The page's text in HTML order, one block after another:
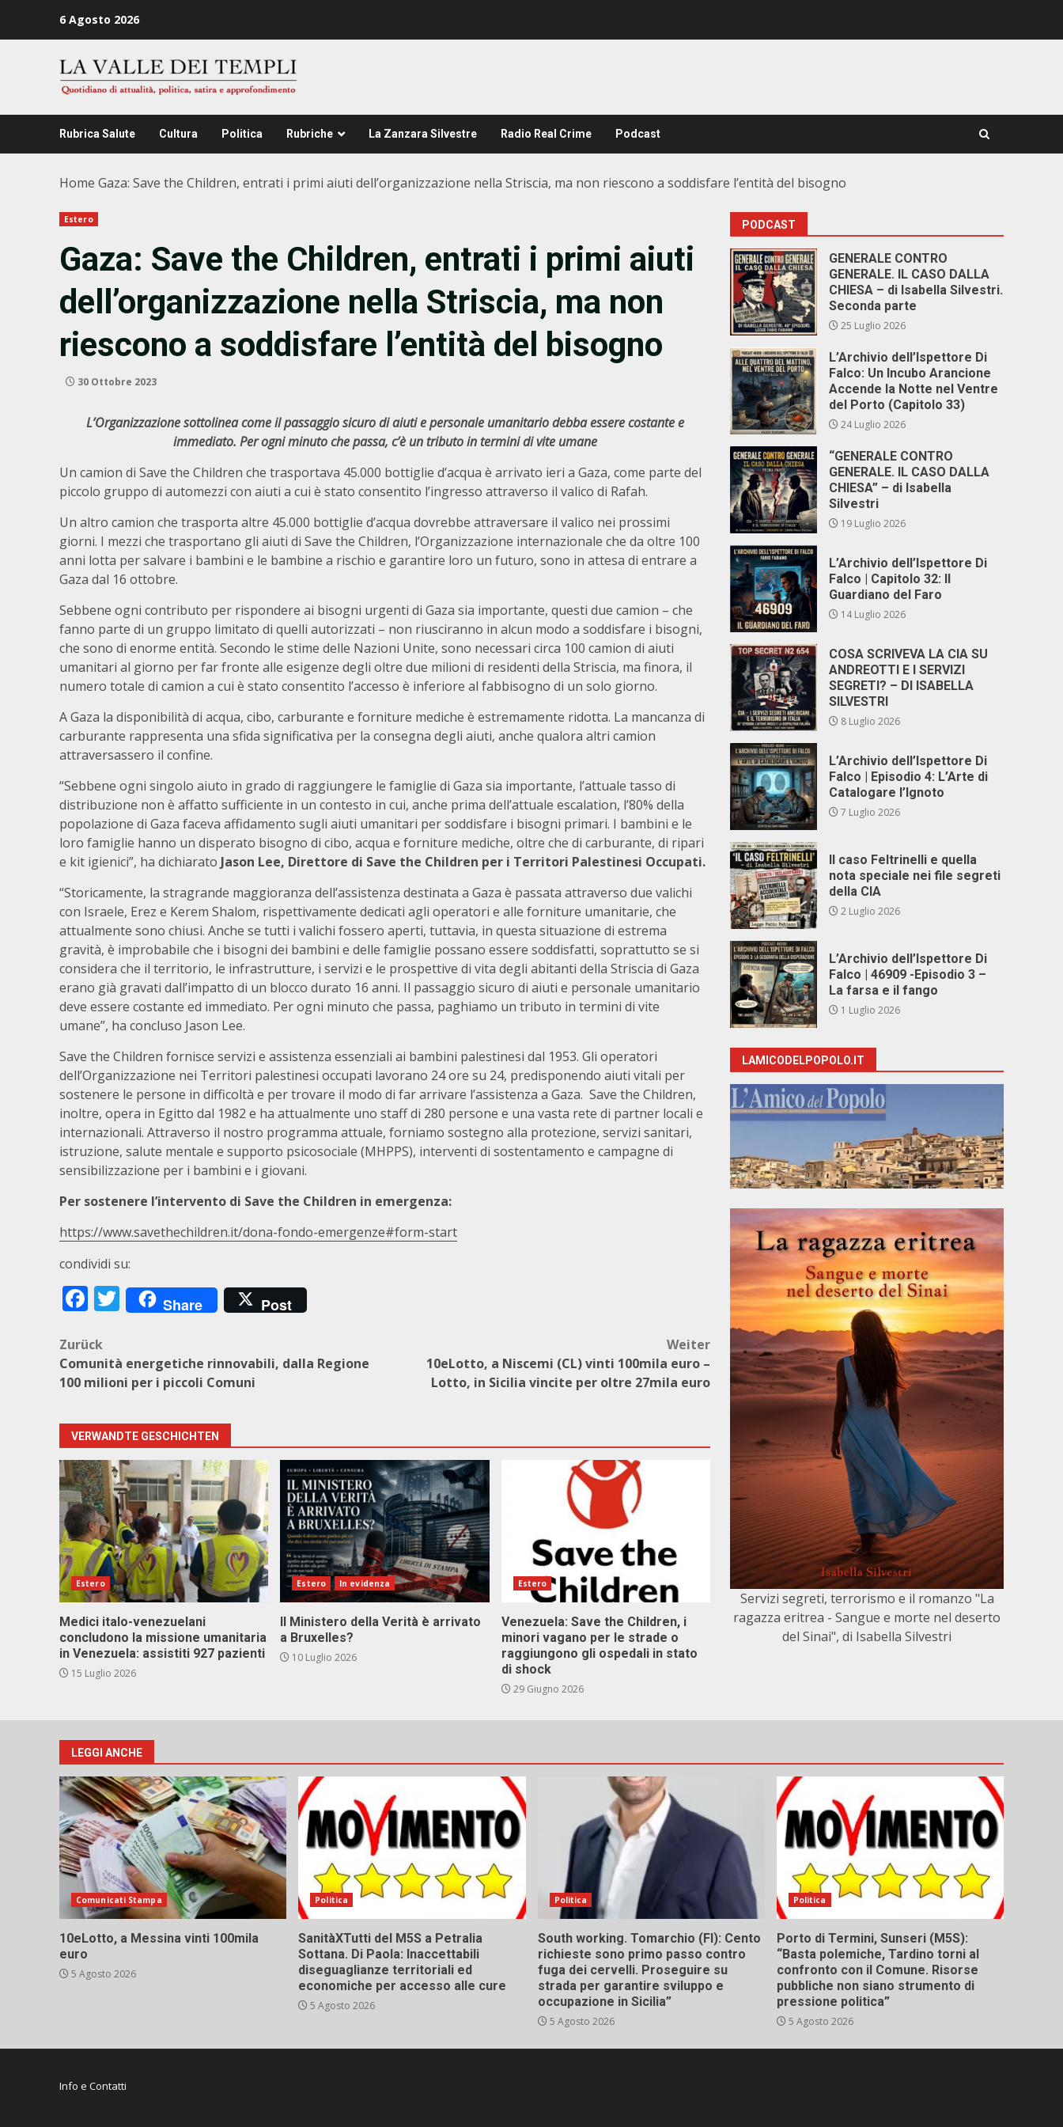
6 Agosto 2026
Rubrica Salute Cultura Politica Rubriche La Zanzara Silvestre Radio Real Crime Podcast
Home Gaza: Save the Children, entrati i primi aiuti dell’organizzazione nella Striscia, ma non riescono a soddisfare l’entità del bisogno
Estero
Gaza: Save the Children, entrati i primi aiuti
dell’organizzazione nella Striscia, ma non
riescono a soddisfare l’entità del bisogno
30 Ottobre 2023
L’Organizzazione sottolinea come il passaggio sicuro di aiuti e personale umanitario debba essere costante e
immediato. Per ogni minuto che passa, c’è un tributo in termini di vite umane
Un camion di Save the Children che trasportava 45.000 bottiglie d’acqua è arrivato ieri a Gaza, come parte del
piccolo gruppo di automezzi con aiuti a cui è stato consentito l’ingresso attraverso il valico di Rafah.
Un altro camion che trasporta altre 45.000 bottiglie d’acqua dovrebbe attraversare il valico nei prossimi
giorni. I mezzi che trasportano gli aiuti di Save the Children, l’Organizzazione internazionale che da oltre 100
anni lotta per salvare i bambini e le bambine a rischio e garantire loro un futuro, sono in attesa di entrare a
Gaza dal 16 ottobre.
Sebbene ogni contributo per rispondere ai bisogni urgenti di Gaza sia importante, questi due camion – che
fanno parte di un gruppo limitato di quelli autorizzati – non riusciranno in alcun modo a soddisfare i bisogni,
che sono di enorme entità. Secondo le stime delle Nazioni Unite, sono necessari circa 100 camion di aiuti
umanitari al giorno per far fronte alle esigenze degli oltre due milioni di residenti della Striscia, ma finora, il
numero totale di camion a cui è stato consentito l’accesso è inferiore al fabbisogno di un solo giorno.
A Gaza la disponibilità di acqua, cibo, carburante e forniture mediche è estremamente ridotta. La mancanza di
carburante rappresenta una sfida significativa per la consegna degli aiuti, anche qualora altri camion
attraversassero il confine.
“Sebbene ogni singolo aiuto in grado di raggiungere le famiglie di Gaza sia importante, l’attuale tasso di
distribuzione non è affatto sufficiente in un contesto in cui, anche prima dell’attuale escalation, l’80% della
popolazione di Gaza faceva affidamento sugli aiuti umanitari per soddisfare i bisogni primari. I bambini e le
loro famiglie hanno un disperato bisogno di cibo, acqua e forniture mediche, oltre che di carburante, di ripari
e kit igienici”, ha dichiarato Jason Lee, Direttore di Save the Children per i Territori Palestinesi Occupati.
“Storicamente, la stragrande maggioranza dell’assistenza destinata a Gaza è passata attraverso due valichi
con Israele, Erez e Kerem Shalom, rispettivamente dedicati agli operatori e alle forniture umanitarie, che
attualmente sono chiusi. Anche se tutti i valichi fossero aperti, tuttavia, in questa situazione di estrema
gravità, è improbabile che i bisogni dei bambini e delle famiglie possano essere soddisfatti, soprattutto se si
considera che il territorio, le infrastrutture, i servizi e le prospettive di vita degli abitanti della Striscia di Gaza
erano già gravati dall’impatto di un blocco durato 16 anni. Il passaggio sicuro di aiuti e personale umanitario
deve essere costante ed immediato. Per ogni minuto che passa, paghiamo un tributo in termini di vite
umane”, ha concluso Jason Lee.
Save the Children fornisce servizi e assistenza essenziali ai bambini palestinesi dal 1953. Gli operatori
dell’Organizzazione nei Territori palestinesi occupati lavorano 24 ore su 24, predisponendo aiuti vitali per
sostenere le persone in difficoltà e per trovare il modo di far arrivare l’assistenza a Gaza. Save the Children,
inoltre, opera in Egitto dal 1982 e ha attualmente uno staff di 280 persone e una vasta rete di partner locali e
internazionali. Attraverso il nostro programma attuale, forniamo sostegno alla protezione, servizi sanitari,
istruzione, salute mentale e supporto psicosociale (MHPPS), interventi di sostentamento e campagne di
sensibilizzazione per i bambini e i giovani.
Per sostenere l’intervento di Save the Children in emergenza:
https://www.savethechildren.it/dona-fondo-emergenze#form-start
condividi su:
Facebook
Twitter
Share Post
Beitragsnavigation
Zurück
Comunità energetiche rinnovabili, dalla Regione
100 milioni per i piccoli Comuni
Weiter
10eLotto, a Niscemi (CL) vinti 100mila euro –
Lotto, in Sicilia vincite per oltre 27mila euro
VERWANDTE GESCHICHTEN
Estero
Medici italo-venezuelani
concludono la missione umanitaria
in Venezuela: assistiti 927 pazienti
15 Luglio 2026
Estero In evidenza
Il Ministero della Verità è arrivato
a Bruxelles?
10 Luglio 2026
Estero
Venezuela: Save the Children, i
minori vagano per le strade o
raggiungono gli ospedali in stato
di shock
29 Giugno 2026
PODCAST
GENERALE CONTRO
GENERALE. IL CASO DALLA
CHIESA – di Isabella Silvestri.
Seconda parte
25 Luglio 2026
L’Archivio dell’Ispettore Di
Falco: Un Incubo Arancione
Accende la Notte nel Ventre
del Porto (Capitolo 33)
24 Luglio 2026
“GENERALE CONTRO
GENERALE. IL CASO DALLA
CHIESA” – di Isabella
Silvestri
19 Luglio 2026
L’Archivio dell’Ispettore Di
Falco | Capitolo 32: Il
Guardiano del Faro
14 Luglio 2026
COSA SCRIVEVA LA CIA SU
ANDREOTTI E I SERVIZI
SEGRETI? – DI ISABELLA
SILVESTRI
8 Luglio 2026
L’Archivio dell’Ispettore Di
Falco | Episodio 4: L’Arte di
Catalogare l’Ignoto
7 Luglio 2026
Il caso Feltrinelli e quella
nota speciale nei file segreti
della CIA
2 Luglio 2026
L’Archivio dell’Ispettore Di
Falco | 46909 -Episodio 3 –
La farsa e il fango
1 Luglio 2026
LAMICODELPOPOLO.IT
Servizi segreti, terrorismo e il romanzo "La
ragazza eritrea - Sangue e morte nel deserto
del Sinai", di Isabella Silvestri
LEGGI ANCHE
Comunicati Stampa
10eLotto, a Messina vinti 100mila
euro
5 Agosto 2026
Politica
SanitàXTutti del M5S a Petralia
Sottana. Di Paola: Inaccettabili
diseguaglianze territoriali ed
economiche per accesso alle cure
5 Agosto 2026
Politica
South working. Tomarchio (FI): Cento
richieste sono primo passo contro
fuga dei cervelli. Proseguire su
strada per garantire sviluppo e
occupazione in Sicilia”
5 Agosto 2026
Politica
Porto di Termini, Sunseri (M5S):
“Basta polemiche, Tardino torni al
confronto con il Comune. Risorse
pubbliche non siano strumento di
pressione politica”
5 Agosto 2026
Info e Contatti